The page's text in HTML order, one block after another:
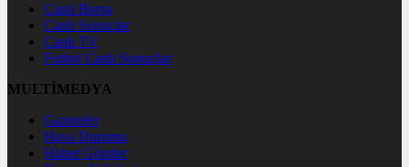
Canlı Borsa
Canlı Sonuçlar
Canlı TV
Futbol Canlı Sonuçlar
MULTİMEDYA
Gazeteler
Hava Durumu
Haber Gönder